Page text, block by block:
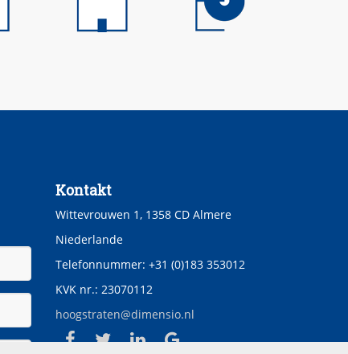
Kontakt
Wittevrouwen 1, 1358 CD Almere
Niederlande
Telefonnummer: +31 (0)183 353012
KVK nr.: 23070112
hoogstraten@dimensio.nl